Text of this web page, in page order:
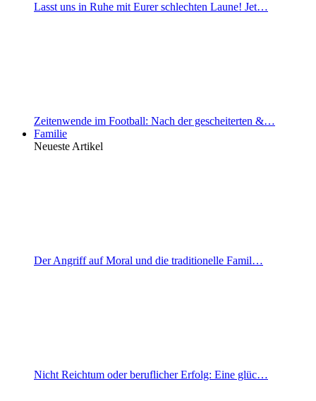
Lasst uns in Ruhe mit Eurer schlechten Laune! Jet…
Zeitenwende im Football: Nach der gescheiterten &…
Familie
Neueste Artikel
Der Angriff auf Moral und die traditionelle Famil…
Nicht Reichtum oder beruflicher Erfolg: Eine glüc…